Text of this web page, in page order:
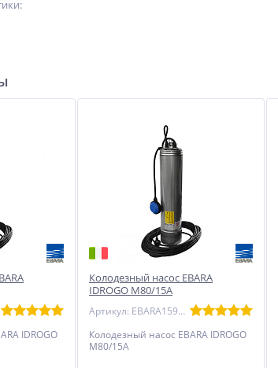
IDROGO
Колодезный насос EBARA
IDROGO М80/15A
Артикул: EBARA1592071221
Колодезный насос EBARA IDROGO
М80/15A